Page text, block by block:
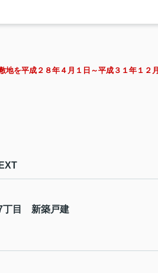
を平成２８年４月１日～平成３１年１２
丁目 新築戸建